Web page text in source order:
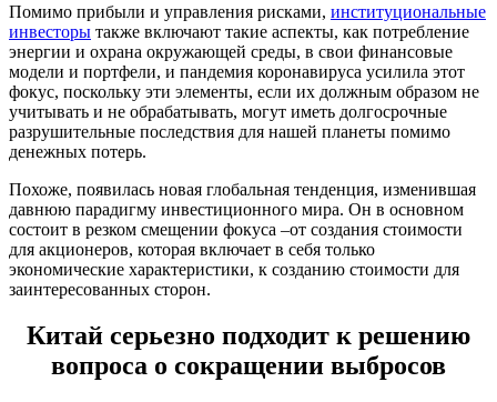
Помимо прибыли и управления рисками, институциональные
инвесторы также включают такие аспекты, как потребление
энергии и охрана окружающей среды, в свои финансовые
модели и портфели, и пандемия коронавируса усилила этот
фокус, поскольку эти элементы, если их должным образом не
учитывать и не обрабатывать, могут иметь долгосрочные
разрушительные последствия для нашей планеты помимо
денежных потерь.
Похоже, появилась новая глобальная тенденция, изменившая
давнюю парадигму инвестиционного мира. Он в основном
состоит в резком смещении фокуса –от создания стоимости
для акционеров, которая включает в себя только
экономические характеристики, к созданию стоимости для
заинтересованных сторон.
Китай серьезно подходит к решению
вопроса о сокращении выбросов